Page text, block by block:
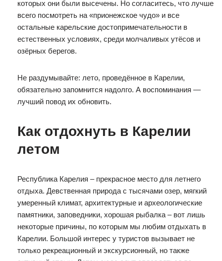
которых они были высечены. Но согласитесь, что лучше
всего посмотреть на «прионежское чудо» и все
остальные карельские достопримечательности в
естественных условиях, среди молчаливых утёсов и
озёрных берегов.
Не раздумывайте: лето, проведённое в Карелии,
обязательно запомнится надолго. А воспоминания —
лучший повод их обновить.
Как отдохнуть в Карелии
летом
Республика Карелия – прекрасное место для летнего
отдыха. Девственная природа с тысячами озер, мягкий
умеренный климат, архитектурные и археологические
памятники, заповедники, хорошая рыбалка – вот лишь
некоторые причины, по которым мы любим отдыхать в
Карелии. Большой интерес у туристов вызывает не
только рекреационный и экскурсионный, но также